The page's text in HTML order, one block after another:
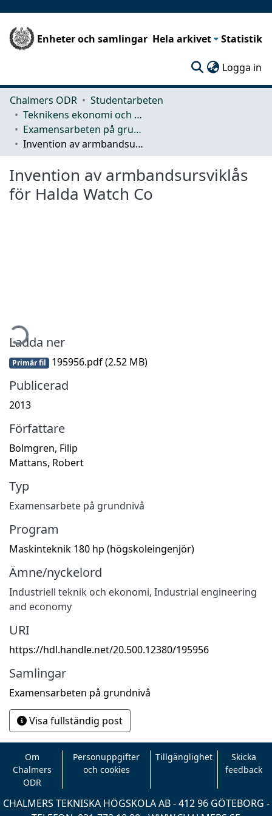
Enheter och samlingar Hela arkivet Statistik
Logga in
Chalmers ODR
Studentarbeten
Teknikens ekonomi och organisation
Examensarbeten på grundnivå
Invention av armbandsursviklås för Halda Watch Co
Invention av armbandsursviklås
för Halda Watch Co
Ladda ner
Primär fil 195956.pdf(2.52 MB)
Publicerad
2013
Författare
Bolmgren, Filip
Mattans, Robert
Typ
Examensarbete på grundnivå
Program
Maskinteknik 180 hp (högskoleingenjör)
Ämne/nyckelord
Industriell teknik och ekonomi, Industrial engineering
and economy
URI
https://hdl.handle.net/20.500.12380/195956
Samlingar
Examensarbeten på grundnivå
Visa fullständig post
Om
Chalmers
ODR
Personuppgifter
och cookies
Tillgänglighet
Skicka
feedback
CHALMERS TEKNISKA HÖGSKOLA AB - 412 96 GÖTEBORG -